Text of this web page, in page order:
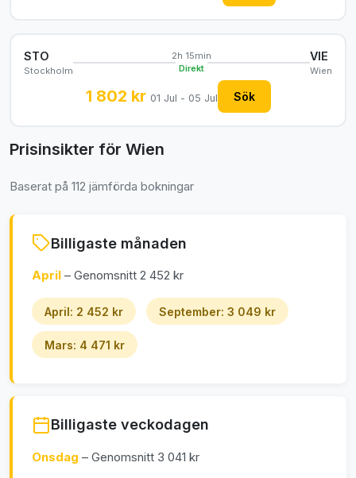
STO
Stockholm
2h 15min
Direkt
VIE
Wien
1 802 kr 01 Jul - 05 Jul Sök
Prisinsikter för Wien
Baserat på 112 jämförda bokningar
Billigaste månaden
April – Genomsnitt 2 452 kr
April: 2 452 kr September: 3 049 kr
Mars: 4 471 kr
Billigaste veckodagen
Onsdag – Genomsnitt 3 041 kr